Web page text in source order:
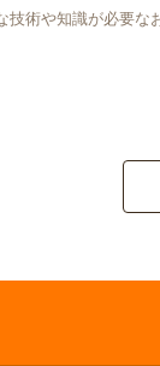
術や知識が必要な